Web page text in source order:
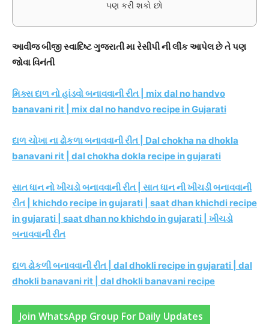
પણ કરી શકો છો
આવીજ બીજી સ્વાદિષ્ટ ગુજરાતી મા રેસીપી ની લીંક આપેલ છે તે પણ
જોવા વિનંતી
મિક્સ દાળ નો હાંડવો બનાવવાની રીત | mix dal no handvo
banavani rit | mix dal no handvo recipe in Gujarati
દાળ ચોખા ના ઢોકળા બનાવવાની રીત | Dal chokha na dhokla
banavani rit | dal chokha dokla recipe in gujarati
સાત ધાન નો ખીચડો બનાવવાની રીત | સાત ધાન ની ખીચડી બનાવવાની
રીત | khichdo recipe in gujarati | saat dhan khichdi recipe
in gujarati | saat dhan no khichdo in gujarati | ખીચડો
બનાવવાની રીત
દાળ ઢોકળી બનાવવાની રીત | dal dhokli recipe in gujarati | dal
dhokli banavani rit | dal dhokli banavani recipe
Join WhatsApp Group For Daily Updates